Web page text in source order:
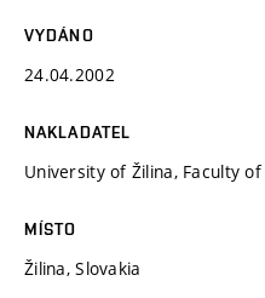
VYDÁNO
24.04.2002
NAKLADATEL
University of Žilina, Faculty
MÍSTO
Žilina, Slovakia